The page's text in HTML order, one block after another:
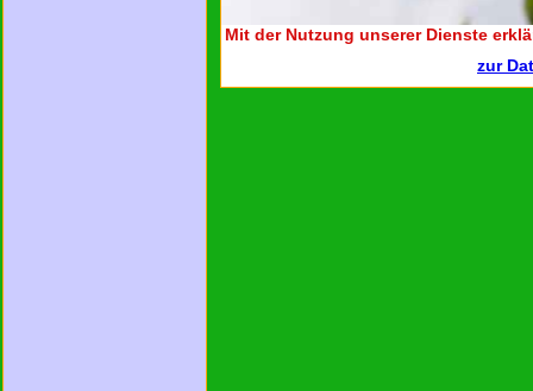
Mit der Nutzung unserer Dienste
zur